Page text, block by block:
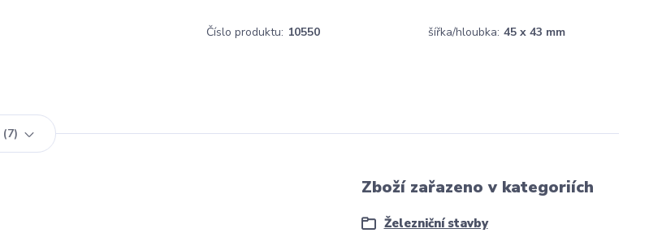
Číslo produktu: 10550 šířka/hloubka: 45 x 43 mm
7
Zboží zařazeno v kategoriích
Železniční stavby